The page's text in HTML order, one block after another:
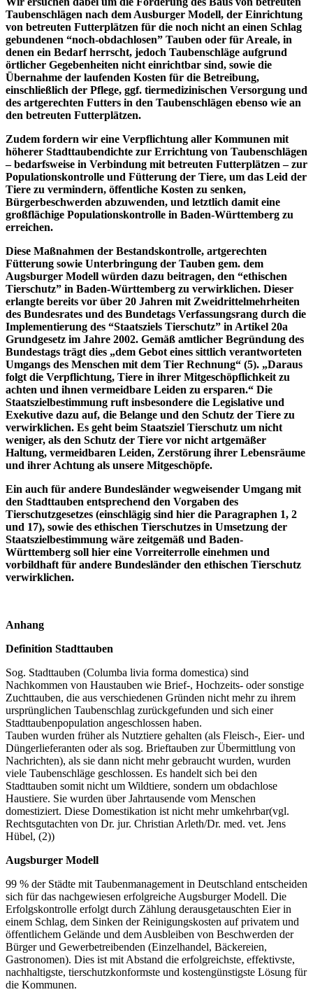
Taubenschlägen nach dem Ausburger Modell, der Einrichtung
von betreuten Futterplätzen für die noch nicht an einen Schlag
gebundenen “noch-obdachlosen” Tauben oder für Areale, in
denen ein Bedarf herrscht, jedoch Taubenschläge aufgrund
örtlicher Gegebenheiten nicht einrichtbar sind, sowie die
Übernahme der laufenden Kosten für die Betreibung,
einschließlich der Pflege, ggf. tiermedizinischen Versorgung und
des artgerechten Futters in den Taubenschlägen ebenso wie an
den betreuten Futterplätzen.
Zudem fordern wir eine Verpflichtung aller Kommunen mit
höherer Stadttaubendichte zur Errichtung von Taubenschlägen
– bedarfsweise in Verbindung mit betreuten Futterplätzen – zur
Populationskontrolle und Fütterung der Tiere, um das Leid der
Tiere zu vermindern, öffentliche Kosten zu senken,
Bürgerbeschwerden abzuwenden, und letztlich damit eine
großflächige Populationskontrolle in Baden-Württemberg zu
erreichen.
Diese Maßnahmen der Bestandskontrolle, artgerechten
Fütterung sowie Unterbringung der Tauben gem. dem
Augsburger Modell würden dazu beitragen, den “ethischen
Tierschutz” in Baden-Württemberg zu verwirklichen. Dieser
erlangte bereits vor über 20 Jahren mit Zweidrittelmehrheiten
des Bundesrates und des Bundetags Verfassungsrang durch die
Implementierung des “Staatsziels Tierschutz” in Artikel 20a
Grundgesetz im Jahre 2002. Gemäß amtlicher Begründung des
Bundestags trägt dies „dem Gebot eines sittlich verantworteten
Umgangs des Menschen mit dem Tier Rechnung“ (5). „Daraus
folgt die Verpflichtung, Tiere in ihrer Mitgeschöpflichkeit zu
achten und ihnen vermeidbare Leiden zu ersparen.“ Die
Staatszielbestimmung ruft insbesondere die Legislative und
Exekutive dazu auf, die Belange und den Schutz der Tiere zu
verwirklichen. Es geht beim Staatsziel Tierschutz um nicht
weniger, als den Schutz der Tiere vor nicht artgemäßer
Haltung, vermeidbaren Leiden, Zerstörung ihrer Lebensräume
und ihrer Achtung als unsere Mitgeschöpfe.
Ein auch für andere Bundesländer wegweisender Umgang mit
den Stadttauben entsprechend den Vorgaben des
Tierschutzgesetzes (einschlägig sind hier die Paragraphen 1, 2
und 17), sowie des ethischen Tierschutzes in Umsetzung der
Staatszielbestimmung wäre zeitgemäß und Baden-
Württemberg soll hier eine Vorreiterrolle einehmen und
vorbildhaft für andere Bundesländer den ethischen Tierschutz
verwirklichen.
Anhang
Definition Stadttauben
Sog. Stadttauben (Columba livia forma domestica) sind
Nachkommen von Haustauben wie Brief-, Hochzeits- oder sonstige
Zuchttauben, die aus verschiedenen Gründen nicht mehr zu ihrem
ursprünglichen Taubenschlag zurückgefunden und sich einer
Stadttaubenpopulation angeschlossen haben.
Tauben wurden früher als Nutztiere gehalten (als Fleisch-, Eier- und
Düngerlieferanten oder als sog. Brieftauben zur Übermittlung von
Nachrichten), als sie dann nicht mehr gebraucht wurden, wurden
viele Taubenschläge geschlossen. Es handelt sich bei den
Stadttauben somit nicht um Wildtiere, sondern um obdachlose
Haustiere. Sie wurden über Jahrtausende vom Menschen
domestiziert. Diese Domestikation ist nicht mehr umkehrbar(vgl.
Rechtsgutachten von Dr. jur. Christian Arleth/Dr. med. vet. Jens
Hübel, (2))
Augsburger Modell
99 % der Städte mit Taubenmanagement in Deutschland entscheiden
sich für das nachgewiesen erfolgreiche Augsburger Modell. Die
Erfolgskontrolle erfolgt durch Zählung derausgetauschten Eier in
einem Schlag, dem Sinken der Reinigungskosten auf privatem und
öffentlichem Gelände und dem Ausbleiben von Beschwerden der
Bürger und Gewerbetreibenden (Einzelhandel, Bäckereien,
Gastronomen). Dies ist mit Abstand die erfolgreichste, effektivste,
nachhaltigste, tierschutzkonformste und kostengünstigste Lösung für
die Kommunen.